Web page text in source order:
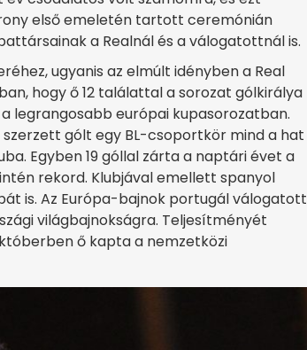
első emeletén tartott ceremónián
a Realnál és a válogatottnál is.
ugyanis az elmúlt idényben a Real
hogy ő 12 találattal a sorozat gólkirálya
legrangosabb európai kupasorozatban.
gólt egy BL-csoportkör mind a hat
Egyben 19 góllal zárta a naptári évet a
rekord. Klubjával emellett spanyol
is. Az Európa-bajnok portugál válogatott
világbajnokságra. Teljesítményét
ő kapta a nemzetközi